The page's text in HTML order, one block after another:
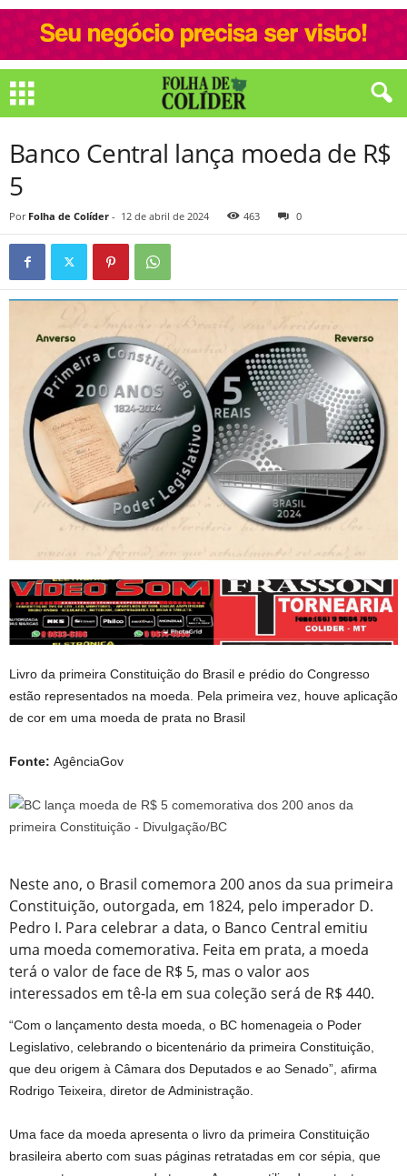
Banco Central lança moeda de R$
5
Por Folha de Colíder - 12 de abril de 2024 463 0
Livro da primeira Constituição do Brasil e prédio do Congresso
estão representados na moeda. Pela primeira vez, houve aplicação
de cor em uma moeda de prata no Brasil
Fonte: AgênciaGov
Neste ano, o Brasil comemora 200 anos da sua primeira
Constituição, outorgada, em 1824, pelo imperador D.
Pedro I. Para celebrar a data, o Banco Central emitiu
uma moeda comemorativa. Feita em prata, a moeda
terá o valor de face de R$ 5, mas o valor aos
interessados em tê-la em sua coleção será de R$ 440.
“Com o lançamento desta moeda, o BC homenageia o Poder
Legislativo, celebrando o bicentenário da primeira Constituição,
que deu origem à Câmara dos Deputados e ao Senado”, afirma
Rodrigo Teixeira, diretor de Administração.
Uma face da moeda apresenta o livro da primeira Constituição
brasileira aberto com suas páginas retratadas em cor sépia, que